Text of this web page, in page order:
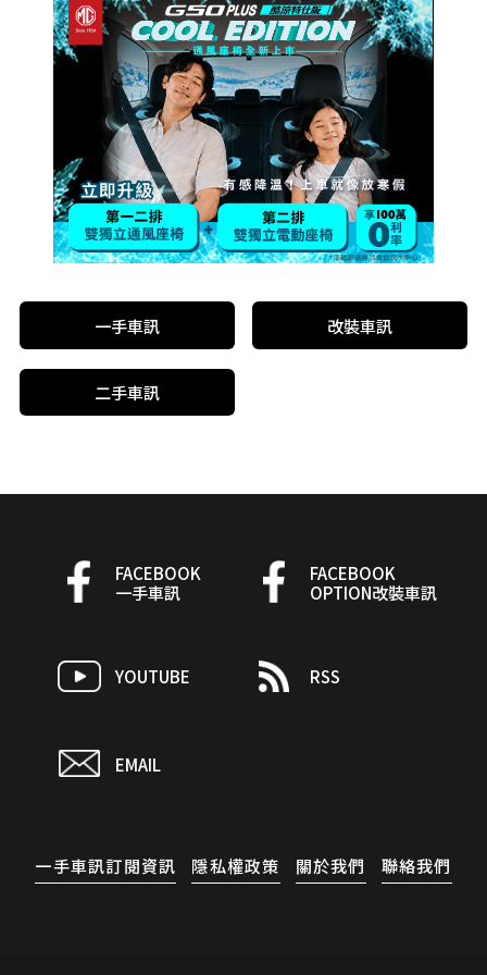
一手車訊 改裝車訊
二手車訊
FACEBOOK
一手車訊
FACEBOOK
OPTION改裝車訊
YOUTUBE RSS
EMAIL
一手車訊訂閱資訊 隱私權政策 關於我們 聯絡我們